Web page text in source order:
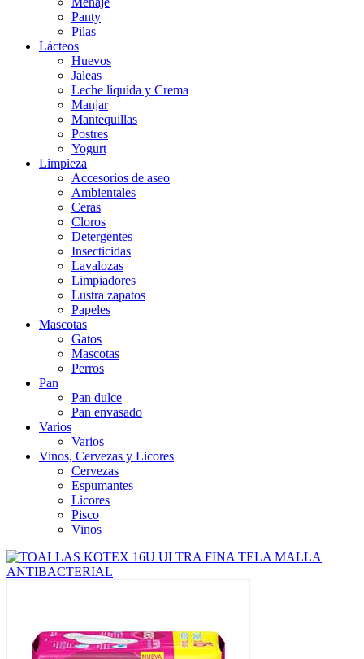
Panty
Pilas
Lácteos
Huevos
Jaleas
Leche líquida y Crema
Manjar
Mantequillas
Postres
Yogurt
Limpieza
Accesorios de aseo
Ambientales
Ceras
Cloros
Detergentes
Insecticidas
Lavalozas
Limpiadores
Lustra zapatos
Papeles
Mascotas
Gatos
Mascotas
Perros
Pan
Pan dulce
Pan envasado
Varios
Varios
Vinos, Cervezas y Licores
Cervezas
Espumantes
Licores
Pisco
Vinos